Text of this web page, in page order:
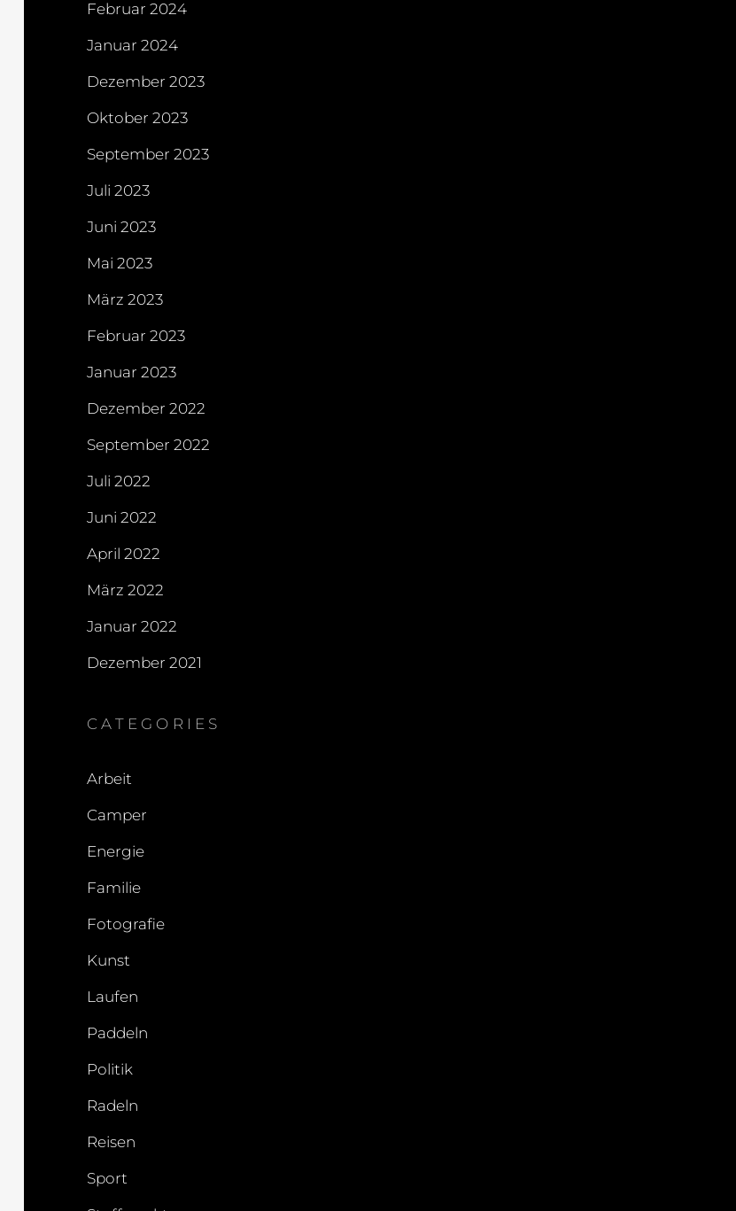
Februar 2024
Januar 2024
Dezember 2023
Oktober 2023
September 2023
Juli 2023
Juni 2023
Mai 2023
März 2023
Februar 2023
Januar 2023
Dezember 2022
September 2022
Juli 2022
Juni 2022
April 2022
März 2022
Januar 2022
Dezember 2021
CATEGORIES
Arbeit
Camper
Energie
Familie
Fotografie
Kunst
Laufen
Paddeln
Politik
Radeln
Reisen
Sport